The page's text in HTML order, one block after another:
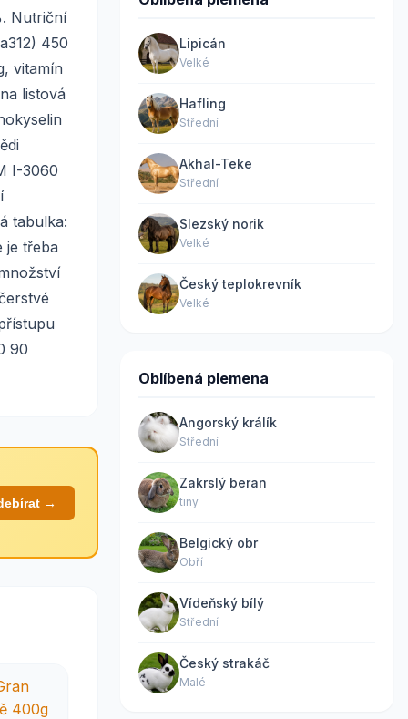
Nutriční
450
vitamín
listová
I-3060
tabulka:
je třeba
90
→
Lipicán
Velké
Hafling
Střední
Akhal-Teke
Střední
Slezský norik
Velké
Český teplokrevník
Velké
Oblíbená plemena
Angorský králík
Střední
Zakrslý beran
tiny
Belgický obr
Obří
Vídeňský bílý
Střední
Český strakáč
Malé